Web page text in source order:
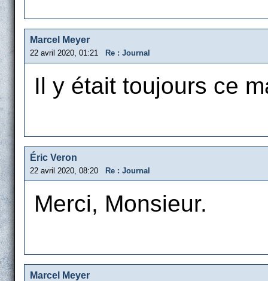
Marcel Meyer
22 avril 2020, 01:21 Re : Journal
Il y était toujours ce
Éric Veron
22 avril 2020, 08:20 Re : Journal
Merci, Monsieur.
Marcel Meyer